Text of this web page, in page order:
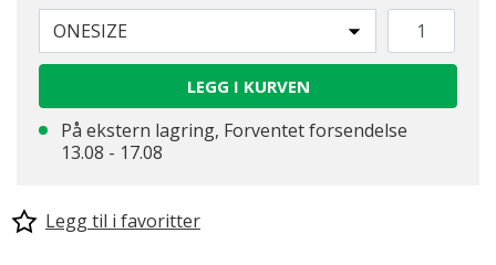
ONESIZE
LEGG I KURVEN
På ekstern lagring, Forventet forsendelse
13.08 - 17.08
Legg til i favoritter